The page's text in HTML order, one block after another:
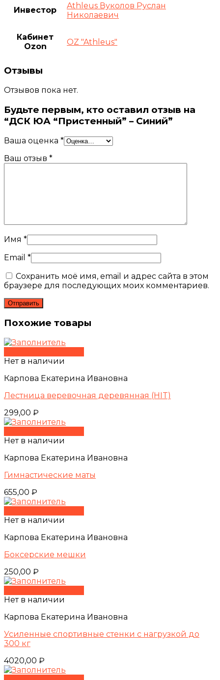
Инвестор
Athleus Вуколов Руслан
Николаевич
Кабинет
Ozon
OZ "Athleus"
Отзывы
Отзывов пока нет.
Будьте первым, кто оставил отзыв на
“ДСК ЮА “Пристенный” – Синий”
Ваша оценка *
Ваш отзыв *
Имя *
Email *
Сохранить моё имя, email и адрес сайта в этом
браузере для последующих моих комментариев.
Похожие товары
Нет в наличии
Карпова Екатерина Ивановна
Лестница веревочная деревянная (HIT)
299,00 ₽
Нет в наличии
Карпова Екатерина Ивановна
Гимнастические маты
655,00 ₽
Нет в наличии
Карпова Екатерина Ивановна
Боксерские мешки
250,00 ₽
Нет в наличии
Карпова Екатерина Ивановна
Усиленные спортивные стенки с нагрузкой до
300 кг
4020,00 ₽